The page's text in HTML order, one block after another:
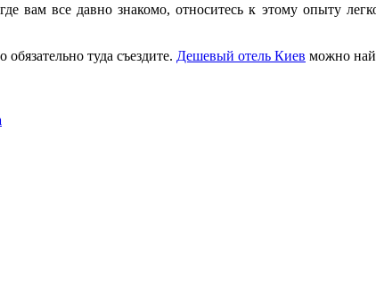
вам все давно знакомо, относитесь к этому опыту
туда съездите. Дешевый отель Киев можно